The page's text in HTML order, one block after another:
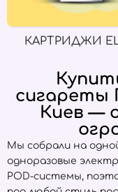
КАРТРИДЖИ
сигареты
Киев —
Мы собрали на
одноразовые
POD-системы,